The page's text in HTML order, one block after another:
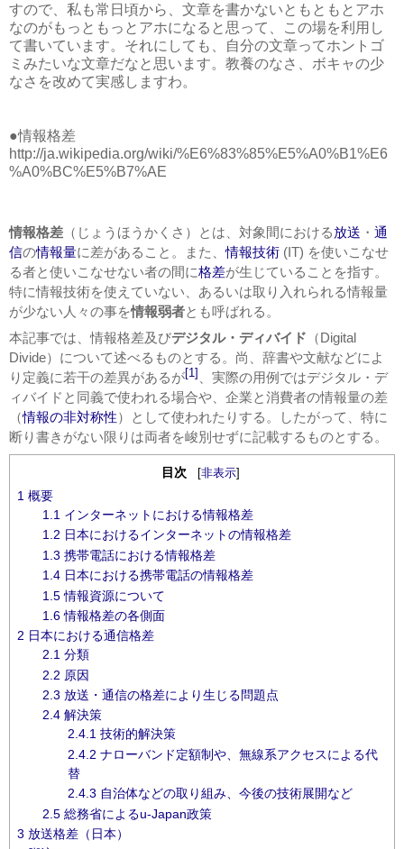
すので、私も常日頃から、文章を書かないともともとアホ
なのがもっともっとアホになると思って、この場を利用し
て書いています。それにしても、自分の文章ってホントゴ
ミみたいな文章だなと思います。教養のなさ、ボキャの少
なさを改めて実感しますわ。
●情報格差
http://ja.wikipedia.org/wiki/%E6%83%85%E5%A0%B1%E6
%A0%BC%E5%B7%AE
情報格差 （じょうほうかくさ）とは、対象間における放送 ・ 通
信の情報量に差があること。また、情報技術 (IT) を使いこなせ
る者と使いこなせない者の間に格差が生じていることを指す。
特に情報技術を使えていない、あるいは取り入れられる情報量
が少ない人々の事を情報弱者とも呼ばれる。
本記事では、情報格差及びデジタル・ディバイド （Digital
Divide）について述べるものとする。尚、辞書や文献などによ
り定義に若干の差異があるが [1]
、実際の用例ではデジタル・デ
ィバイドと同義で使われる場合や、企業と消費者の情報量の差
（情報の非対称性）として使われたりする。したがって、特に
断り書きがない限りは両者を峻別せずに記載するものとする。
目次 [非表示]
1 概要
1.1 インターネットにおける情報格差
1.2 日本におけるインターネットの情報格差
1.3 携帯電話における情報格差
1.4 日本における携帯電話の情報格差
1.5 情報資源について
1.6 情報格差の各側面
2 日本における通信格差
2.1 分類
2.2 原因
2.3 放送・通信の格差により生じる問題点
2.4 解決策
2.4.1 技術的解決策
2.4.2 ナローバンド定額制や、無線系アクセスによる代
替
2.4.3 自治体などの取り組み、今後の技術展開など
2.5 総務省によるu-Japan政策
3 放送格差（日本）